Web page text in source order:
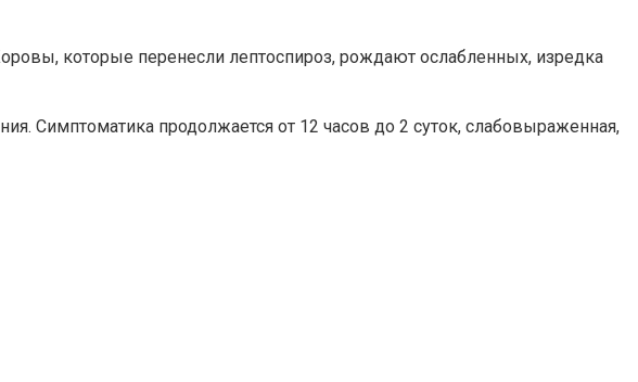
которые перенесли лептоспироз, рождают ослабленных, изредка
Симптоматика продолжается от 12 часов до 2 суток, слабовыраженная,